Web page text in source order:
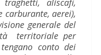
aliscafi,
aerei),
generale del
territoriale per
conto dei